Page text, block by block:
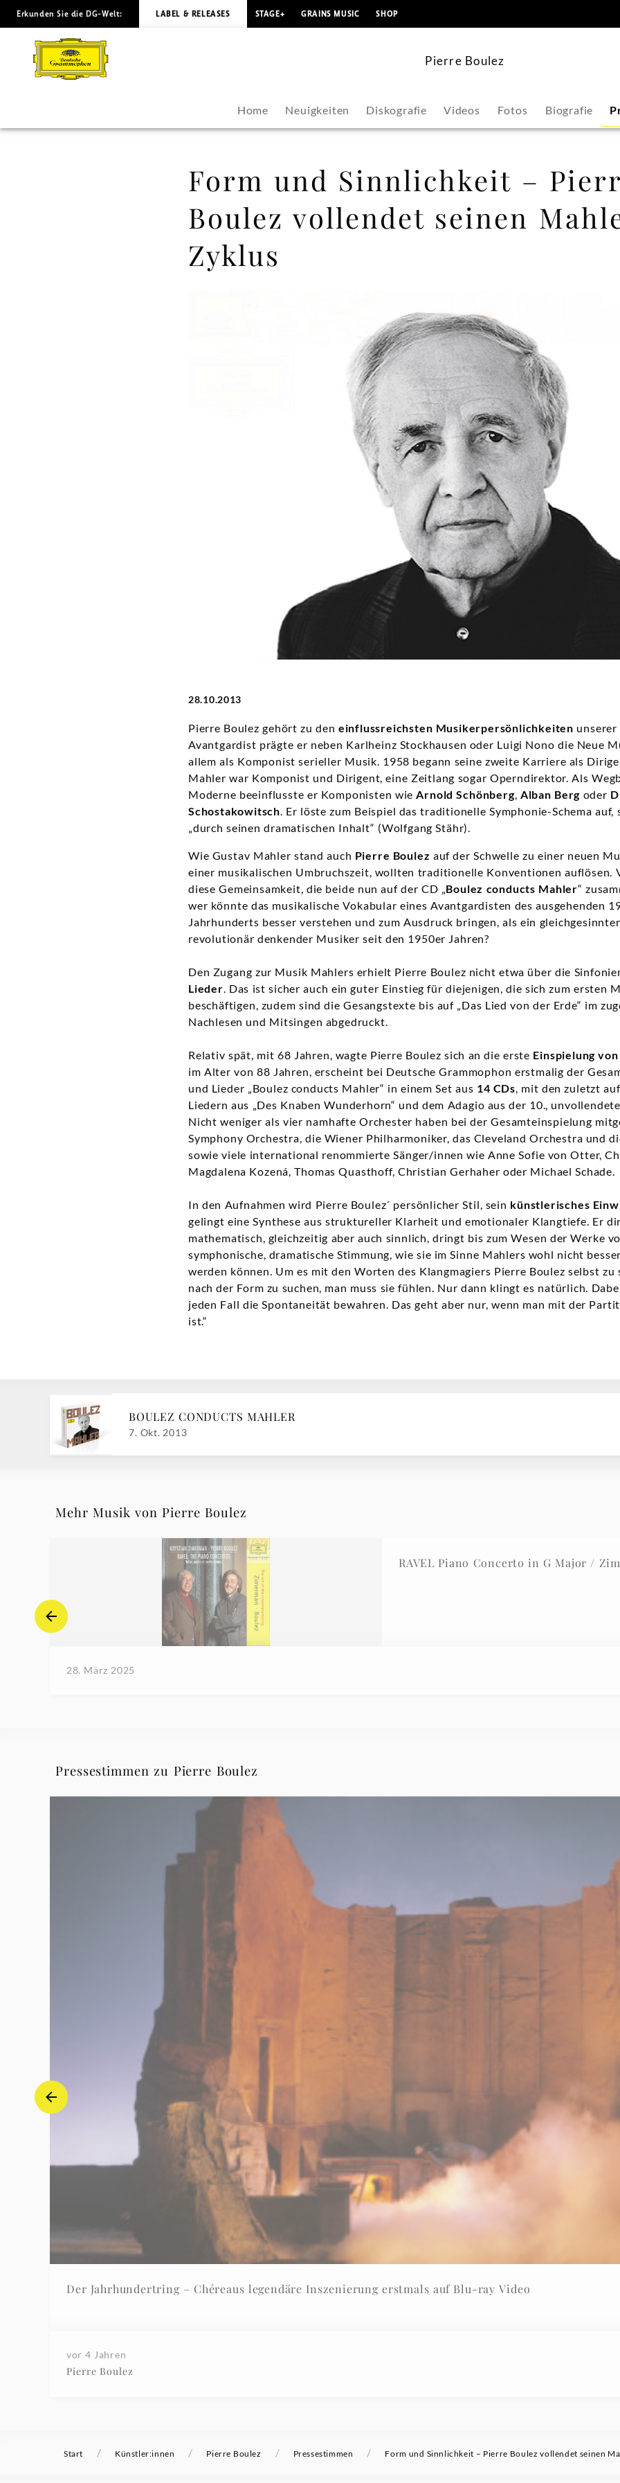
Form
und
–
Erkunden Sie die DG-Welt: LABEL & RELEASES STAGE+ GRAINS MUSIC SHOP
Pierre Boulez
Home Neuigkeiten Diskografie Videos Fotos Biografie
Form und Sinnlichkeit –
Boulez vollendet seinen
Zyklus
28.10.2013
Pierre Boulez gehört zu den einflussreichsten Musikerpersönlichkeiten
Avantgardist prägte er neben Karlheinz Stockhausen oder Luigi Nono die Neue
allem als Komponist serieller Musik. 1958 begann seine zweite Karriere als
Mahler war Komponist und Dirigent, eine Zeitlang sogar Operndirektor. Als
Moderne beeinflusste er Komponisten wie Arnold Schönberg, Alban Berg oder
Schostakowitsch. Er löste zum Beispiel das traditionelle Symphonie-Schema auf,
„durch seinen dramatischen Inhalt“ (Wolfgang Stähr).
Wie Gustav Mahler stand auch Pierre Boulez auf der Schwelle zu einer neuen
einer musikalischen Umbruchszeit, wollten traditionelle Konventionen auflösen.
diese Gemeinsamkeit, die beide nun auf der CD „Boulez conducts Mahler“
wer könnte das musikalische Vokabular eines Avantgardisten des ausgehenden
Jahrhunderts besser verstehen und zum Ausdruck bringen, als ein
revolutionär denkender Musiker seit den 1950er Jahren?
Den Zugang zur Musik Mahlers erhielt Pierre Boulez nicht etwa über die
Lieder. Das ist sicher auch ein guter Einstieg für diejenigen, die sich zum ersten
beschäftigen, zudem sind die Gesangstexte bis auf „Das Lied von der Erde“ im
Nachlesen und Mitsingen abgedruckt.
Relativ spät, mit 68 Jahren, wagte Pierre Boulez sich an die erste Einspielung
im Alter von 88 Jahren, erscheint bei Deutsche Grammophon erstmalig der
und Lieder „Boulez conducts Mahler“ in einem Set aus 14 CDs, mit den zuletzt
Liedern aus „Des Knaben Wunderhorn“ und dem Adagio aus der 10.,
Nicht weniger als vier namhafte Orchester haben bei der Gesamteinspielung
Symphony Orchestra, die Wiener Philharmoniker, das Cleveland Orchestra und
sowie viele international renommierte Sänger/innen wie Anne Sofie von Otter,
Magdalena Kozená, Thomas Quasthoff, Christian Gerhaher oder Michael Schade.
In den Aufnahmen wird Pierre Boulez´ persönlicher Stil, sein künstlerisches
gelingt eine Synthese aus struktureller Klarheit und emotionaler Klangtiefe. Er
mathematisch, gleichzeitig aber auch sinnlich, dringt bis zum Wesen der Werke
symphonische, dramatische Stimmung, wie sie im Sinne Mahlers wohl nicht
werden können. Um es mit den Worten des Klangmagiers Pierre Boulez selbst zu
nach der Form zu suchen, man muss sie fühlen. Nur dann klingt es natürlich.
jeden Fall die Spontaneität bewahren. Das geht aber nur, wenn man mit der
ist.“
BOULEZ CONDUCTS MAHLER
7. Okt. 2013
Mehr Musik von Pierre Boulez
RAVEL Piano Concerto in G Major /
28. März 2025
Pressestimmen zu Pierre Boulez
Der Jahrhundertring – Chéreaus legendäre Inszenierung erstmals auf Blu-ray Video
vor 4 Jahren
Pierre Boulez
Start / Künstler:innen / Pierre Boulez / Pressestimmen / Form und Sinnlichkeit – Pierre Boulez vollendet seinen